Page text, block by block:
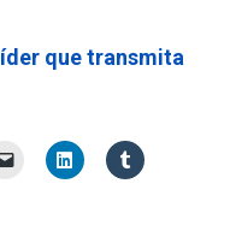
que transmita